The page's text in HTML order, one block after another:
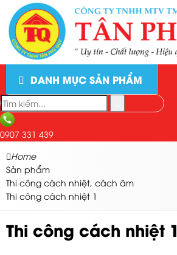
DANH MỤC SẢN PHẨM
0907 331 439
Home
Sản phẩm
Thi công cách nhiệt, cách âm
Thi công cách nhiệt 1
Thi công cách nhiệt 1